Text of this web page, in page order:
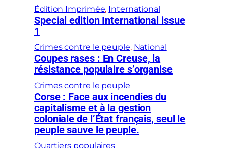
Édition Imprimée, International
Special edition International issue
1
Crimes contre le peuple, National
Coupes rases : En Creuse, la
résistance populaire s’organise
Crimes contre le peuple
Corse : Face aux incendies du
capitalisme et à la gestion
coloniale de l’État français, seul le
peuple sauve le peuple.
Quartiers populaires